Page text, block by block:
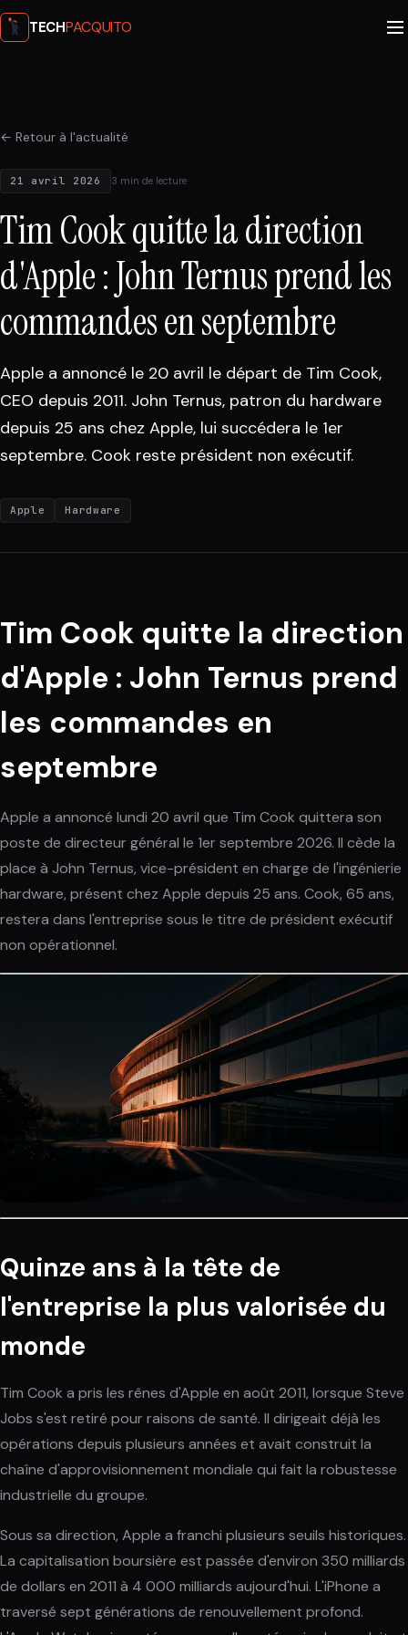
TECHPACQUITO
← Retour à l'actualité
21 avril 2026 3 min de lecture
Tim Cook quitte la direction
d'Apple : John Ternus prend les
commandes en septembre
Apple a annoncé le 20 avril le départ de Tim Cook,
CEO depuis 2011. John Ternus, patron du hardware
depuis 25 ans chez Apple, lui succédera le 1er
septembre. Cook reste président non exécutif.
Apple Hardware
Tim Cook quitte la direction
d'Apple : John Ternus prend
les commandes en
septembre
Apple a annoncé lundi 20 avril que Tim Cook quittera son
poste de directeur général le 1er septembre 2026. Il cède la
place à John Ternus, vice-président en charge de l'ingénierie
hardware, présent chez Apple depuis 25 ans. Cook, 65 ans,
restera dans l'entreprise sous le titre de président exécutif
non opérationnel.
Quinze ans à la tête de
l'entreprise la plus valorisée du
monde
Tim Cook a pris les rênes d'Apple en août 2011, lorsque Steve
Jobs s'est retiré pour raisons de santé. Il dirigeait déjà les
opérations depuis plusieurs années et avait construit la
chaîne d'approvisionnement mondiale qui fait la robustesse
industrielle du groupe.
Sous sa direction, Apple a franchi plusieurs seuils historiques.
La capitalisation boursière est passée d'environ 350 milliards
de dollars en 2011 à 4 000 milliards aujourd'hui. L'iPhone a
traversé sept générations de renouvellement profond.